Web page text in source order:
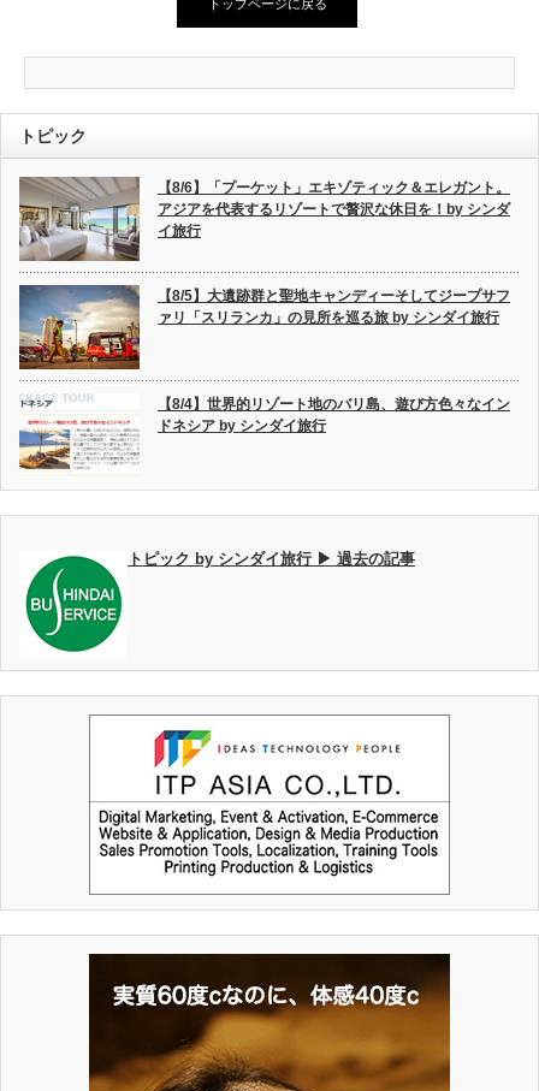
トップページに戻る
トピック
【8/6】「プーケット」エキゾティック＆エレガント。
アジアを代表するリゾートで贅沢な休日を！by シンダ
イ旅行
【8/5】大遺跡群と聖地キャンディーそしてジープサフ
ァリ「スリランカ」の見所を巡る旅 by シンダイ旅行
【8/4】世界的リゾート地のバリ島、遊び方色々なイン
ドネシア by シンダイ旅行
トピック by シンダイ旅行 ▶ 過去の記事